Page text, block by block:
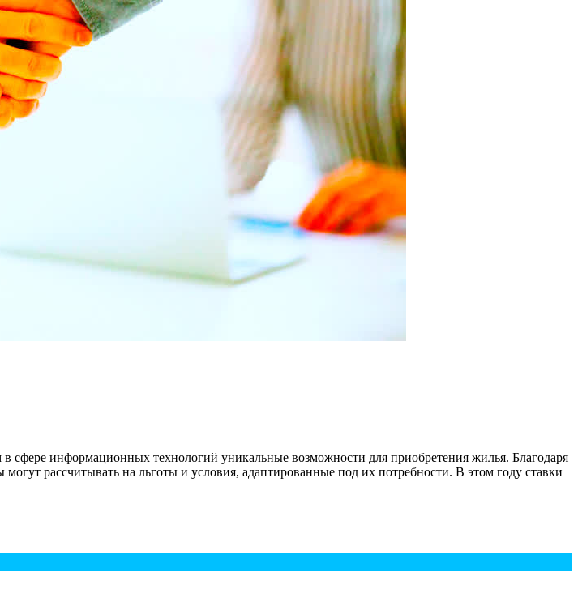
сфере информационных технологий уникальные возможности для приобретения жилья. Благодаря
рассчитывать на льготы и условия, адаптированные под их потребности. В этом году ставки